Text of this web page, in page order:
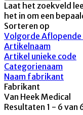
Laat het zoekveld
het in om een
Sorteren op
Volgorde
Artikelnaam
Artikel unieke code
Categorienaam
Naam fabrikant
Fabrikant
Van Heek Medical
Resultaten 1 - 6 van